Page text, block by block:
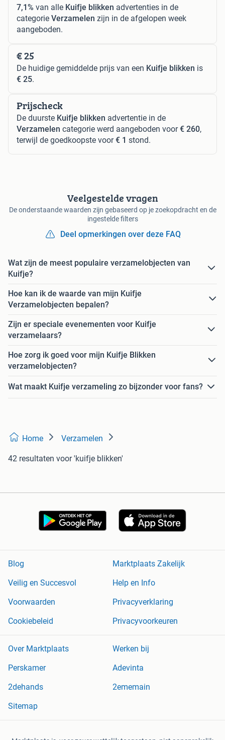
7,1% van alle Kuifje blikken advertenties in de
categorie Verzamelen zijn in de afgelopen week
aangeboden.
€ 25
De huidige gemiddelde prijs van een Kuifje blikken is
€ 25.
Prijscheck
De duurste Kuifje blikken advertentie in de
Verzamelen categorie werd aangeboden voor€ 260,
terwijl de goedkoopste voor€ 1 stond.
Veelgestelde vragen
De onderstaande waarden zijn gebaseerd op je zoekopdracht en de
ingestelde filters
Deel opmerkingen over deze FAQ
Wat zijn de meest populaire verzamelobjecten van
Kuifje?
Hoe kan ik de waarde van mijn Kuifje
Verzamelobjecten bepalen?
Zijn er speciale evenementen voor Kuifje
verzamelaars?
Hoe zorg ik goed voor mijn Kuifje Blikken
verzamelobjecten?
Wat maakt Kuifje verzameling zo bijzonder voor fans?
Home Verzamelen
42 resultaten voor 'kuifje blikken'
Blog
Marktplaats Zakelijk
Veilig en Succesvol
Help en Info
Voorwaarden
Privacyverklaring
Cookiebeleid
Privacyvoorkeuren
Over Marktplaats
Werken bij
Perskamer
Adevinta
2dehands
2ememain
Sitemap